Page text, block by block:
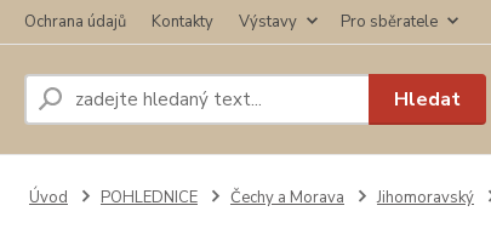
Ochrana údajů Kontakty Výstavy Pro sběratele
Hledat
Úvod POHLEDNICE Čechy a Morava Jihomoravský